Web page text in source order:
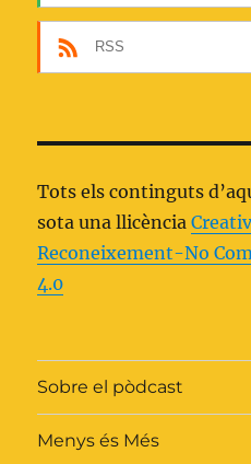
RSS
Tots els continguts
sota una llicència
Reconeixement-No
4.0
Sobre el pòdcast
Menys és Més